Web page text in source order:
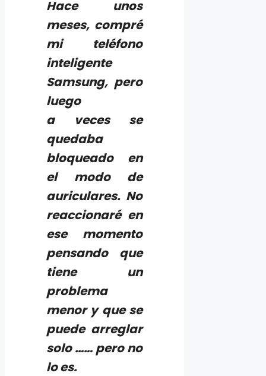
Hace unos
meses, compré
mi teléfono
inteligente
Samsung, pero
luego
a veces se
quedaba
bloqueado en
el modo de
auriculares. No
reaccionaré en
ese momento
pensando que
tiene un
problema
menor y que se
puede arreglar
solo …… pero no
lo es.